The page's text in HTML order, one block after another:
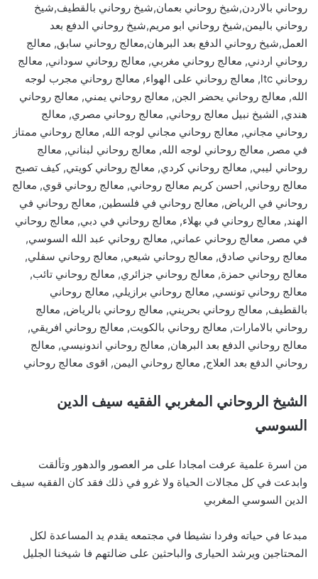
روحاني بالاردن,شيخ روحاني بعمان,شيخ روحاني بالقطيف,شيخ
روحاني باليمن,شيخ روحاني ابو مريم,شيخ روحاني الدفع بعد
العمل,شيخ روحاني الدفع بعد البرهان,معالج روحاني سابق, معالج
روحاني اردني, معالج روحاني مغربي, معالج روحاني سوداني, معالج
روحاني ltc, معالج روحاني على الهواء, معالج روحاني مجرب لوجه
الله, معالج روحاني يحضر الجن, معالج روحاني يمني, معالج روحاني
هندي, الشيخ نبيل معالج روحاني, معالج روحاني مصري, معالج
روحاني مجاني, معالج روحاني مجاني لوجه الله, معالج روحاني ممتاز
في مصر, معالج روحاني لوجه الله, معالج روحاني لبناني, معالج
روحاني ليبي, معالج روحاني كردي, معالج روحاني كويتي, كيف تصبح
معالج روحاني, احسن كريم معالج روحاني, معالج روحاني قوي, معالج
روحاني في الرياض, معالج روحاني في فلسطين, معالج روحاني في
الهند, معالج روحاني في بهلاء, معالج روحاني في دبي, معالج روحاني
في مصر, معالج روحاني عماني, معالج روحاني عبد الله السوسي,
معالج روحاني صادق, معالج روحاني شيعي, معالج روحاني سفلي,
معالج روحاني حمزة, معالج روحاني جزائري, معالج روحاني تائب,
معالج روحاني تونسي, معالج روحاني برازيلي, معالج روحاني
بالقطيف, معالج روحاني بحريني, معالج روحاني بالرياض, معالج
روحاني بالامارات, معالج روحاني بالكويت, معالج روحاني افريقي,
معالج روحاني الدفع بعد البرهان, معالج روحاني اندونيسي, معالج
روحاني الدفع بعد العلاج, معالج روحاني اليمن, اقوى معالج روحاني
الشيخ الروحاني المغربي الفقيه سيف الدين
السوسي
من اسرة علمية عرفت امجادا على مر العصور والدهور وتألقت
وابدعت في كل مجالات الحياة ولا غرو في ذلك فقد كان الفقيه سيف
الدين السوسي المغربي
مبدعا في حياته وفردا نشيطا في مجتمعه يقدم يد المساعدة لكل
المحتاجين ويرشد الحيارى والباحثين على ضالتهم فا شيخنا الجليل